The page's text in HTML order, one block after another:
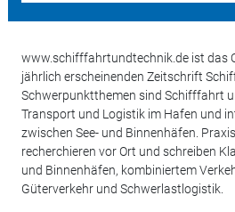
www.schifffahrtundtechnik.de ist das
jährlich erscheinenden Zeitschrift
Schwerpunktthemen sind Schifffahrt
Transport und Logistik im Hafen und
zwischen See- und Binnenhäfen.
recherchieren vor Ort und schreiben
und Binnenhäfen, kombiniertem
Güterverkehr und Schwerlastlogistik.